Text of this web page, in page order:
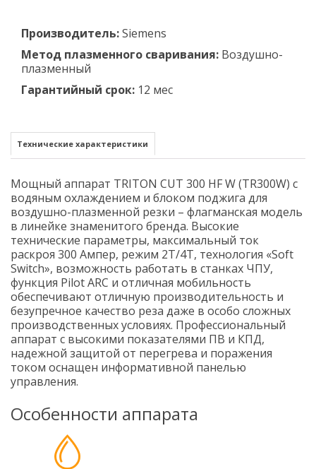
Производитель:Siemens
Метод плазменного сваривания: Воздушно-
плазменный
Гарантийный срок: 12 мес
Технические характеристики
Мощный аппарат TRITON CUT 300 HF W (TR300W) с
водяным охлаждением и блоком поджига для
воздушно-плазменной резки – флагманская модель
в линейке знаменитого бренда. Высокие
технические параметры, максимальный ток
раскроя 300 Ампер, режим 2Т/4Т, технология «Soft
Switch», возможность работать в станках ЧПУ,
функция Pilot ARC и отличная мобильность
обеспечивают отличную производительность и
безупречное качество реза даже в особо сложных
производственных условиях. Профессиональный
аппарат с высокими показателями ПВ и КПД,
надежной защитой от перегрева и поражения
током оснащен информативной панелью
управления.
Особенности аппарата